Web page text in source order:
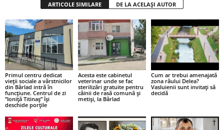
ARTICOLE SIMILARE DE LA ACELAȘI AUTOR
Primul centru dedicat
vieții sociale a vârstnicilor
din Bârlad intră în
funcțiune. Centrul de zi
”Ioniță Titinaș” își
deschide porțile
Acesta este cabinetul
veterinar unde se fac
sterilizări gratuite pentru
câinii de rasă comună și
metiși, la Bârlad
Cum ar trebui amenajată
zona râului Delea?
Vasluienii sunt invitați să
decidă